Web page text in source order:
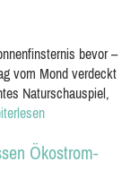
bevor –
vom Mond verdeckt
Naturschauspiel,
Ökostrom-